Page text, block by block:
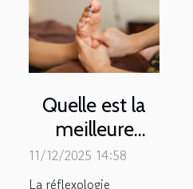
Quelle est la
meilleure
formation en
réflexologie
11/12/2025 14:58
La réflexologie